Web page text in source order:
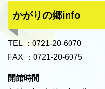
かがりの郷info
TEL ：0721-20-6070
FAX ：0721-20-6075
開館時間